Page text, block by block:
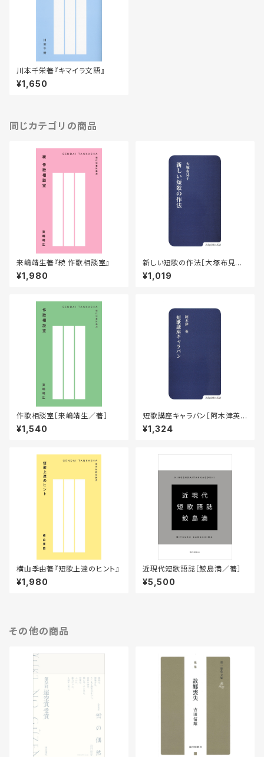
川本千栄著『キマイラ文語』
¥1,650
同じカテゴリの商品
来嶋靖生著『続 作歌相談室』
¥1,980
新しい短歌の作法［大塚布見子
／著］
¥1,019
作歌相談室［来嶋靖生／著］
¥1,540
短歌講座キャラバン［阿木津英
／著］
¥1,324
横山季由著『短歌上達のヒント』
¥1,980
近現代短歌語誌［鮫島満／著］
¥5,500
その他の商品